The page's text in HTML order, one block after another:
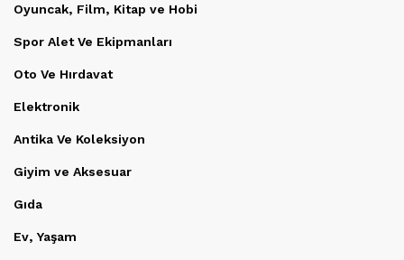
Oyuncak, Film, Kitap ve Hobi
Spor Alet Ve Ekipmanları
Oto Ve Hırdavat
Elektronik
Antika Ve Koleksiyon
Giyim ve Aksesuar
Gıda
Ev, Yaşam